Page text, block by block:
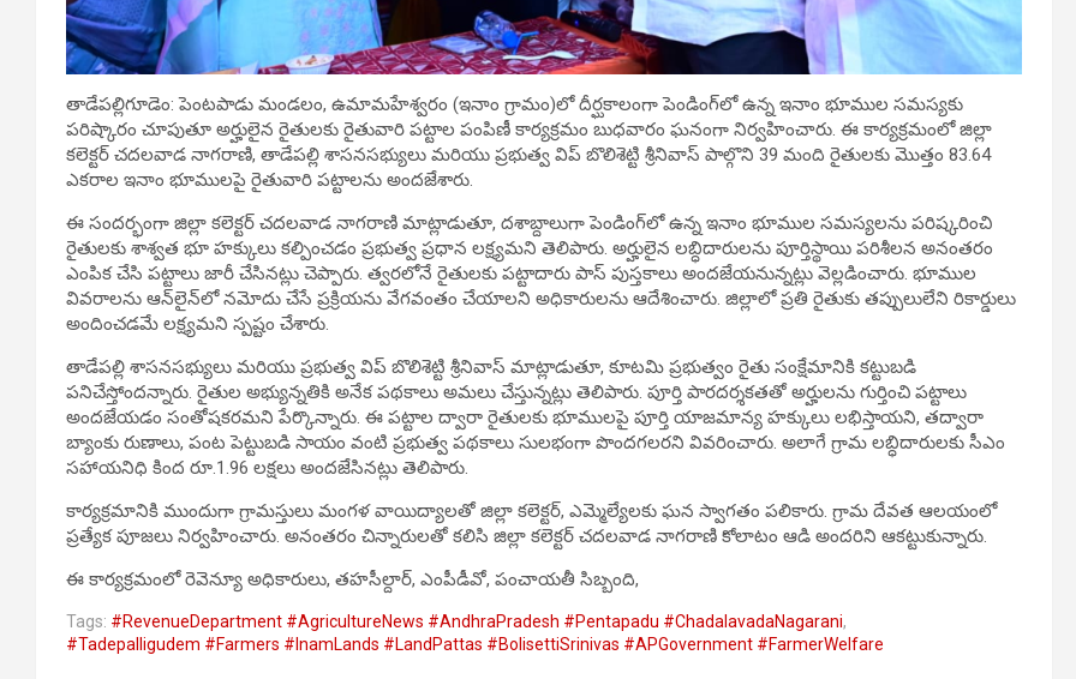
తాడేపల్లిగూడెం: పెంటపాడు మండలం, ఉమామహేశ్వరం (ఇనాం గ్రామం)లో దీర్ఘకాలంగా పెండింగ్‌లో ఉన్న ఇనాం భూముల సమస్యకు
పరిష్కారం చూపుతూ అర్హులైన రైతులకు రైతువారి పట్టాల పంపిణీ కార్యక్రమం బుధవారం ఘనంగా నిర్వహించారు. ఈ కార్యక్రమంలో జిల్లా
కలెక్టర్ చదలవాడ నాగరాణి, తాడేపల్లి శాసనసభ్యులు మరియు ప్రభుత్వ విప్ బొలిశెట్టి శ్రీనివాస్ పాల్గొని 39 మంది రైతులకు మొత్తం 83.64
ఎకరాల ఇనాం భూములపై రైతువారి పట్టాలను అందజేశారు.
ఈ సందర్భంగా జిల్లా కలెక్టర్ చదలవాడ నాగరాణి మాట్లాడుతూ, దశాబ్దాలుగా పెండింగ్‌లో ఉన్న ఇనాం భూముల సమస్యలను పరిష్కరించి
రైతులకు శాశ్వత భూ హక్కులు కల్పించడం ప్రభుత్వ ప్రధాన లక్ష్యమని తెలిపారు. అర్హులైన లబ్ధిదారులను పూర్తిస్థాయి పరిశీలన అనంతరం
ఎంపిక చేసి పట్టాలు జారీ చేసినట్లు చెప్పారు. త్వరలోనే రైతులకు పట్టాదారు పాస్ పుస్తకాలు అందజేయనున్నట్లు వెల్లడించారు. భూముల
వివరాలను ఆన్‌లైన్‌లో నమోదు చేసే ప్రక్రియను వేగవంతం చేయాలని అధికారులను ఆదేశించారు. జిల్లాలో ప్రతి రైతుకు తప్పులులేని రికార్డులు
అందించడమే లక్ష్యమని స్పష్టం చేశారు.
తాడేపల్లి శాసనసభ్యులు మరియు ప్రభుత్వ విప్ బొలిశెట్టి శ్రీనివాస్ మాట్లాడుతూ, కూటమి ప్రభుత్వం రైతు సంక్షేమానికి కట్టుబడి
పనిచేస్తోందన్నారు. రైతుల అభ్యున్నతికి అనేక పథకాలు అమలు చేస్తున్నట్లు తెలిపారు. పూర్తి పారదర్శకతతో అర్హులను గుర్తించి పట్టాలు
అందజేయడం సంతోషకరమని పేర్కొన్నారు. ఈ పట్టాల ద్వారా రైతులకు భూములపై పూర్తి యాజమాన్య హక్కులు లభిస్తాయని, తద్వారా
బ్యాంకు రుణాలు, పంట పెట్టుబడి సాయం వంటి ప్రభుత్వ పథకాలు సులభంగా పొందగలరని వివరించారు. అలాగే గ్రామ లబ్ధిదారులకు సీఎం
సహాయనిధి కింద రూ.1.96 లక్షలు అందజేసినట్లు తెలిపారు.
కార్యక్రమానికి ముందుగా గ్రామస్తులు మంగళ వాయిద్యాలతో జిల్లా కలెక్టర్, ఎమ్మెల్యేలకు ఘన స్వాగతం పలికారు. గ్రామ దేవత ఆలయంలో
ప్రత్యేక పూజలు నిర్వహించారు. అనంతరం చిన్నారులతో కలిసి జిల్లా కలెక్టర్ చదలవాడ నాగరాణి కోలాటం ఆడి అందరిని ఆకట్టుకున్నారు.
ఈ కార్యక్రమంలో రెవెన్యూ అధికారులు, తహసీల్దార్, ఎంపీడీవో, పంచాయతీ సిబ్బంది,
Tags: #RevenueDepartment #AgricultureNews #AndhraPradesh #Pentapadu #ChadalavadaNagarani,
#Tadepalligudem #Farmers #InamLands #LandPattas #BolisettiSrinivas #APGovernment #FarmerWelfare